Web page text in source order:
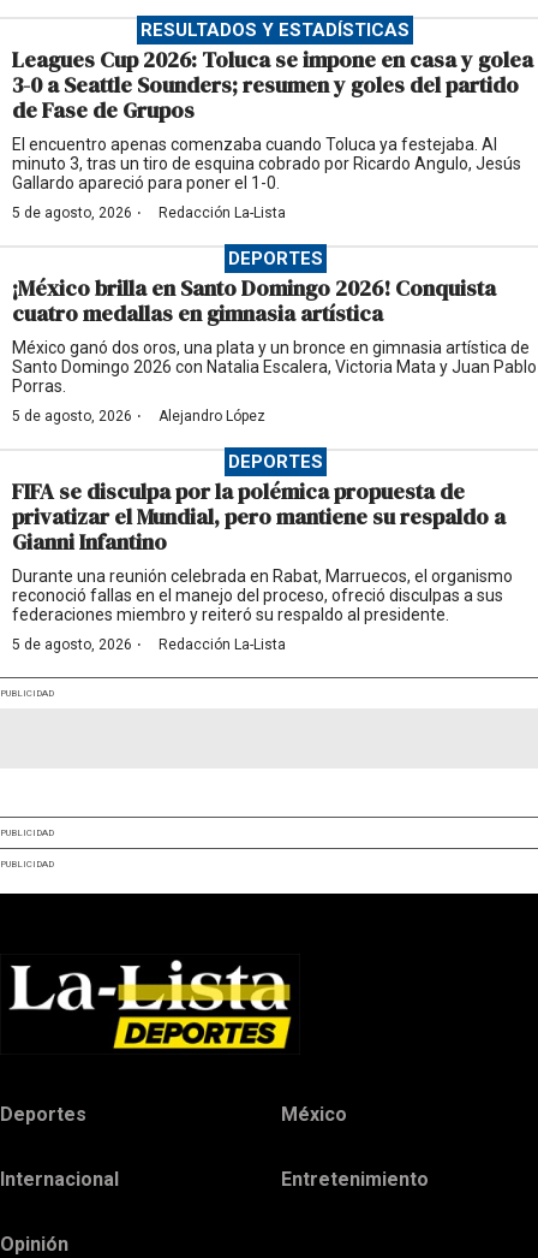
RESULTADOS Y ESTADÍSTICAS
Leagues Cup 2026: Toluca se impone en casa y golea
3-0 a Seattle Sounders; resumen y goles del partido
de Fase de Grupos
El encuentro apenas comenzaba cuando Toluca ya festejaba. Al
minuto 3, tras un tiro de esquina cobrado por Ricardo Angulo, Jesús
Gallardo apareció para poner el 1-0.
5 de agosto, 2026 · Redacción La-Lista
DEPORTES
¡México brilla en Santo Domingo 2026! Conquista
cuatro medallas en gimnasia artística
México ganó dos oros, una plata y un bronce en gimnasia artística de
Santo Domingo 2026 con Natalia Escalera, Victoria Mata y Juan Pablo
Porras.
5 de agosto, 2026 · Alejandro López
DEPORTES
FIFA se disculpa por la polémica propuesta de
privatizar el Mundial, pero mantiene su respaldo a
Gianni Infantino
Durante una reunión celebrada en Rabat, Marruecos, el organismo
reconoció fallas en el manejo del proceso, ofreció disculpas a sus
federaciones miembro y reiteró su respaldo al presidente.
5 de agosto, 2026 · Redacción La-Lista
PUBLICIDAD
PUBLICIDAD
PUBLICIDAD
Deportes México
Internacional Entretenimiento
Opinión